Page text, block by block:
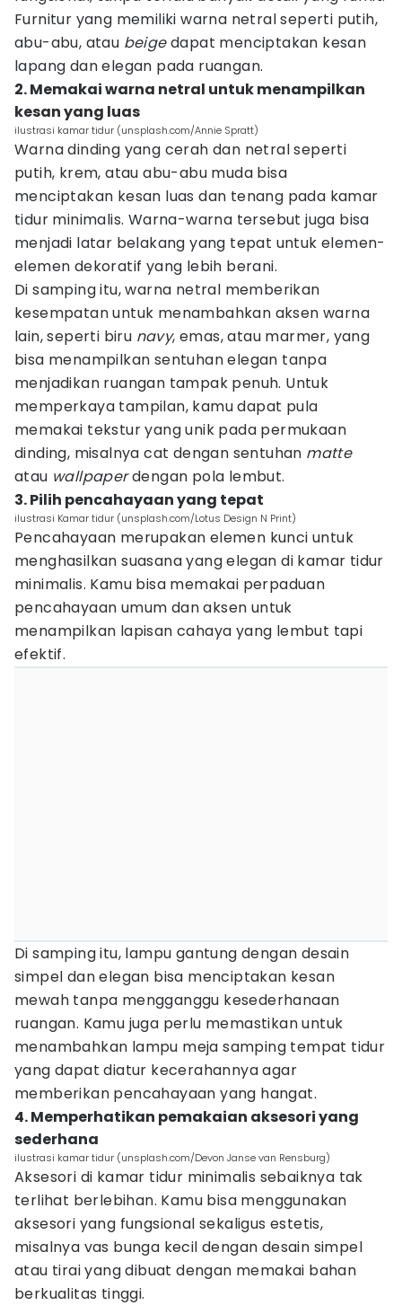
Furnitur yang memiliki warna netral seperti putih,
abu-abu, atau beigedapat menciptakan kesan
lapang dan elegan pada ruangan.
2. Memakai warna netral untuk menampilkan
kesan yang luas
ilustrasi kamar tidur (unsplash.com/Annie Spratt)
Warna dinding yang cerah dan netral seperti
putih, krem, atau abu-abu muda bisa
menciptakan kesan luas dan tenang pada kamar
tidur minimalis. Warna-warna tersebut juga bisa
menjadi latar belakang yang tepat untuk elemen-
elemen dekoratif yang lebih berani.
Di samping itu, warna netral memberikan
kesempatan untuk menambahkan aksen warna
lain, seperti biru navy, emas, atau marmer, yang
bisa menampilkan sentuhan elegan tanpa
menjadikan ruangan tampak penuh. Untuk
memperkaya tampilan, kamu dapat pula
memakai tekstur yang unik pada permukaan
dinding, misalnya cat dengan sentuhan matte
atau wallpaperdengan pola lembut.
3. Pilih pencahayaan yang tepat
ilustrasi Kamar tidur (unsplash.com/Lotus Design N Print)
Pencahayaan merupakan elemen kunci untuk
menghasilkan suasana yang elegan di kamar tidur
minimalis. Kamu bisa memakai perpaduan
pencahayaan umum dan aksen untuk
menampilkan lapisan cahaya yang lembut tapi
efektif.
Di samping itu, lampu gantung dengan desain
simpel dan elegan bisa menciptakan kesan
mewah tanpa mengganggu kesederhanaan
ruangan. Kamu juga perlu memastikan untuk
menambahkan lampu meja samping tempat tidur
yang dapat diatur kecerahannya agar
memberikan pencahayaan yang hangat.
4. Memperhatikan pemakaian aksesori yang
sederhana
ilustrasi kamar tidur (unsplash.com/Devon Janse van Rensburg)
Aksesori di kamar tidur minimalis sebaiknya tak
terlihat berlebihan. Kamu bisa menggunakan
aksesori yang fungsional sekaligus estetis,
misalnya vas bunga kecil dengan desain simpel
atau tirai yang dibuat dengan memakai bahan
berkualitas tinggi.